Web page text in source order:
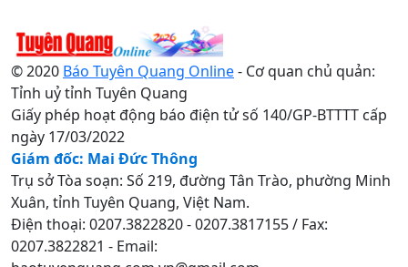
© 2020 Báo Tuyên Quang Online- Cơ quan chủ quản:
Tỉnh uỷ tỉnh Tuyên Quang
Giấy phép hoạt động báo điện tử số 140/GP-BTTTT cấp
ngày 17/03/2022
Giám đốc: Mai Đức Thông
Trụ sở Tòa soạn: Số 219, đường Tân Trào, phường Minh
Xuân, tỉnh Tuyên Quang, Việt Nam.
Điện thoại: 0207.3822820 - 0207.3817155 / Fax:
0207.3822821 - Email: